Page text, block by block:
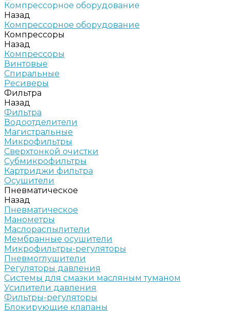
Компрессорное оборудование
Назад
Компрессорное оборудование
Компрессоры
Назад
Компрессоры
Винтовые
Спиральные
Ресиверы
Фильтра
Назад
Фильтра
Водоотделители
Магистральные
Микрофильтры
Сверхтонкой очистки
Субмикрофильтры
Картриджи фильтра
Осушители
Пневматическое
Назад
Пневматическое
Манометры
Маслораспылители
Мембранные осушители
Микрофильтры-регуляторы
Пневмоглушители
Регуляторы давления
Системы для смазки масляным туманом
Усилители давления
Фильтры-регуляторы
Блокирующие клапаны